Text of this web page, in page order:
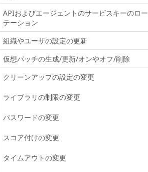
APIおよびエージェントのサービスキーのロー
テーション
組織やユーザの設定の更新
仮想パッチの生成/更新/オンやオフ/削除
クリーンアップの設定の変更
ライブラリの制限の変更
パスワードの変更
スコア付けの変更
タイムアウトの変更